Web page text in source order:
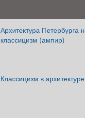
Архитектура Петербурга
классицизм (ампир)
Классицизм в